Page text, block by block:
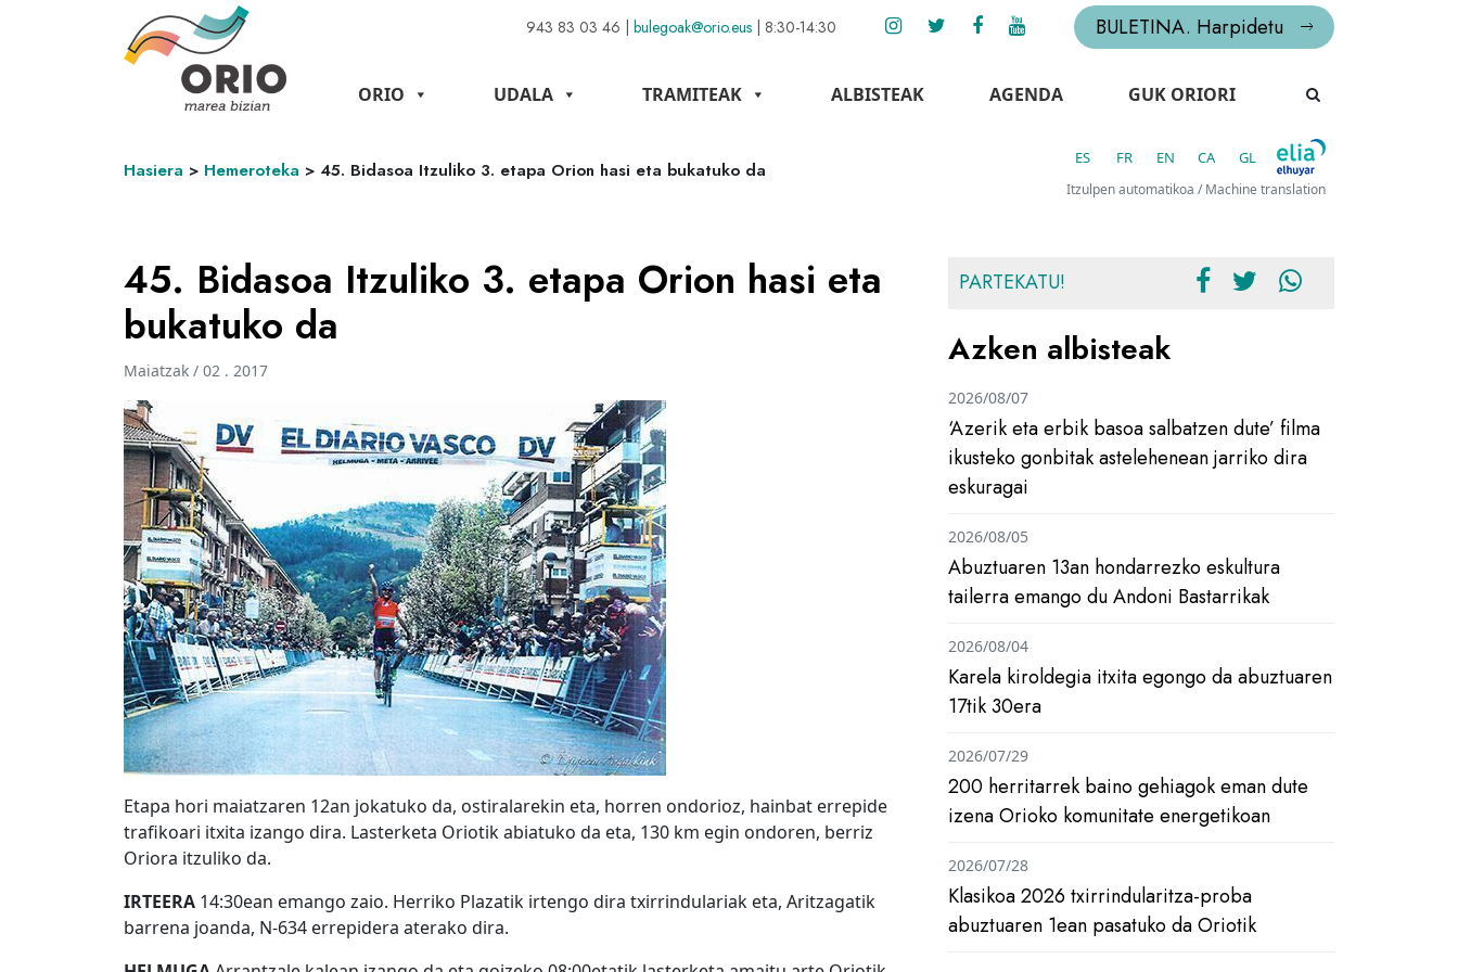
943 83 03 46 | bulegoak@orio.eus | 8:30-14:30 BULETINA. Harpidetu
ORIO UDALA TRAMITEAK ALBISTEAK AGENDA GUK ORIORI
Hasiera > Hemeroteka > 45. Bidasoa Itzuliko 3. etapa Orion hasi eta bukatuko da
ES FR EN CA GL
Itzulpen automatikoa / Machine translation
45. Bidasoa Itzuliko 3. etapa Orion hasi eta
bukatuko da
Maiatzak / 02 . 2017
Etapa hori maiatzaren 12an jokatuko da, ostiralarekin eta, horren ondorioz, hainbat errepide
trafikoari itxita izango dira. Lasterketa Oriotik abiatuko da eta, 130 km egin ondoren, berriz
Oriora itzuliko da.
IRTEERA 14:30ean emango zaio. Herriko Plazatik irtengo dira txirrindulariak eta, Aritzagatik
barrena joanda, N-634 errepidera aterako dira.
PARTEKATU!
Azken albisteak
‘Azerik eta erbik basoa salbatzen dute’ filma
ikusteko gonbitak astelehenean jarriko dira
eskuragai
2026/08/07
Abuztuaren 13an hondarrezko eskultura
tailerra emango du Andoni Bastarrikak
2026/08/05
Karela kiroldegia itxita egongo da abuztuaren
17tik 30era
2026/08/04
200 herritarrek baino gehiagok eman dute
izena Orioko komunitate energetikoan
2026/07/29
Klasikoa 2026 txirrindularitza-proba
abuztuaren 1ean pasatuko da Oriotik
2026/07/28